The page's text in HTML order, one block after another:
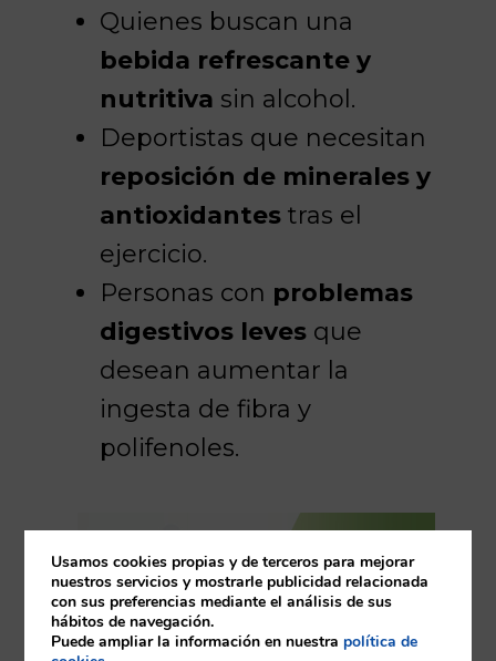
Quienes buscan una
bebida refrescante y
nutritiva sin alcohol.
Deportistas que necesitan
reposición de minerales y
antioxidantes tras el
ejercicio.
Personas con problemas
digestivos leves que
desean aumentar la
ingesta de fibra y
polifenoles.
Usamos cookies propias y de terceros para mejorar
nuestros servicios y mostrarle publicidad relacionada
con sus preferencias mediante el análisis de sus
hábitos de navegación.
Puede ampliar la información en nuestra política de